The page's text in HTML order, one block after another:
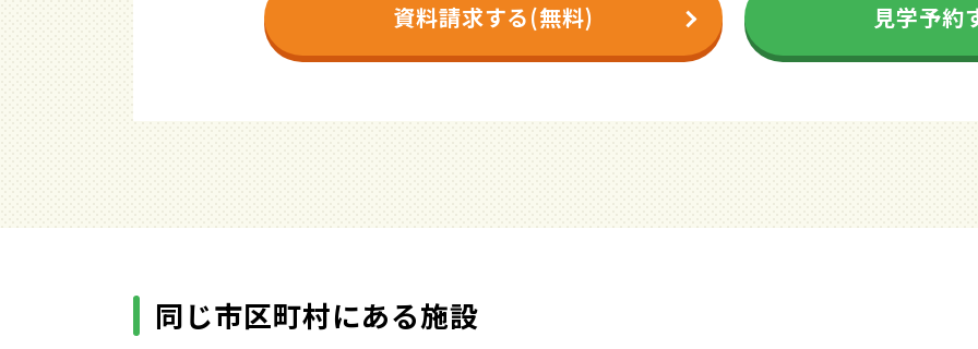
資料請求する(無料) 見学予約
同じ市区町村にある施設